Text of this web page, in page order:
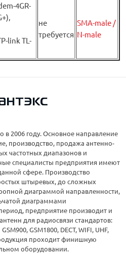
4GR-
link TL-
не
требуется
SMA-male /
N-male
в 2006 году. Основное направление
производство, продажа антенно-
частотных диапазонов и
специалисты предприятия имеют
сфере. Производство
штыревых, до сложных
диаграммой направленности,
диаграммами
предприятие производит и
для радиосвязи стандартов:
GSM1800, DECT, WIFI, UHF,
проходит финишную
оборудовании.